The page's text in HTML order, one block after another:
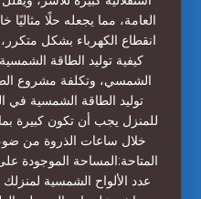
العامة، مما يجعله حلًا
انقطاع الكهرباء بشكل
كيفية توليد الطاقة
الشمسي، وتكلفة مشروع
توليد الطاقة الشمسية في
للمنزل يجب أن تكون كبيرة
خلال ساعات الذروة من
المتاحة:المساحة
عدد الألواح الشمسية